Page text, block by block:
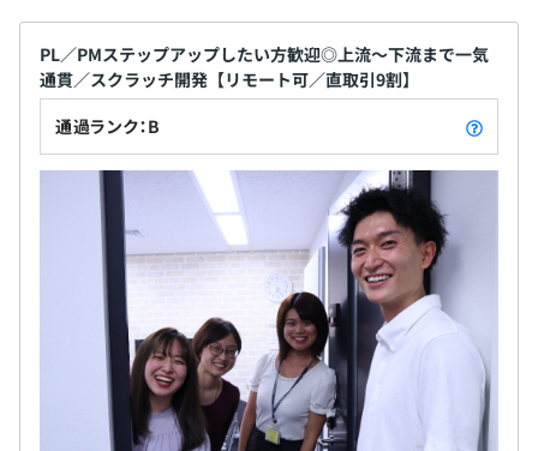
PL／PMステップアップしたい方歓迎◎上流～下流まで一気
通貫／スクラッチ開発【リモート可／直取引9割】
通過ランク：B